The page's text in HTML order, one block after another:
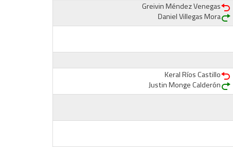
Greivin Méndez Venegas
Daniel Villegas Mora
Keral Ríos Castillo
Justin Monge Calderón